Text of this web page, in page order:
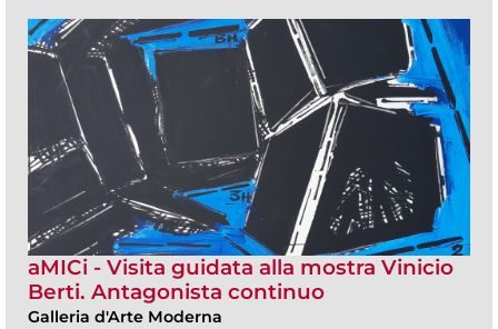
aMICi - Visita guidata alla mostra Vinicio
Berti. Antagonista continuo
Galleria d'Arte Moderna